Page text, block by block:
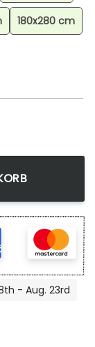
180x280 cm
Teppich,
- Aug. 23rd